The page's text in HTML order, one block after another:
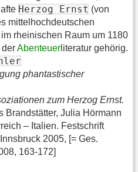
Herzog Ernst (von
mittelhochdeutschen
rheinischen Raum um 1180
derAbenteuer literatur gehörig.
phantastischer
zum Herzog Ernst.
Brandstätter, Julia Hörmann
– Italien. Festschrift
2005, [= Ges.
163-172]